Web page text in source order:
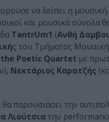
να λείπει η
και μουσικά σύνολα
TantrUm1 (Ανθή
ς του Τμήματος
Poetic Quartet με
Νεκτάριος Καρατζής
θα παρουσιάσει την
Λιούτσια την